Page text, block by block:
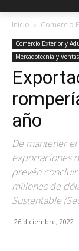
Inicio Comercio
Comercio Exterior y
Mercadotecnia y Ventas
año
De mantener
exportaciones
prevén
millones de
Sustentable
26 diciembre, 2022